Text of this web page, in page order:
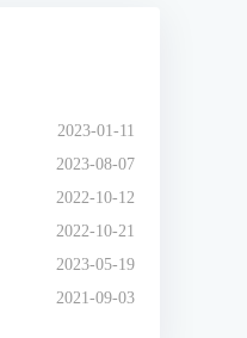
2023-01-11
2023-08-07
2022-10-12
2022-10-21
2023-05-19
2021-09-03